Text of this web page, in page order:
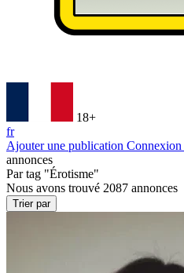
18+
fr
Ajouter une publication Connexion
annonces
Par tag "Érotisme"
Nous avons trouvé 2087 annonces
Trier par